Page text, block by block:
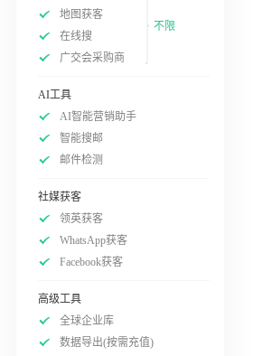
地图获客
在线搜
广交会采购商
不限
AI工具
AI智能营销助手
智能搜邮
邮件检测
社媒获客
领英获客
WhatsApp获客
Facebook获客
高级工具
全球企业库
数据导出(按需充值)